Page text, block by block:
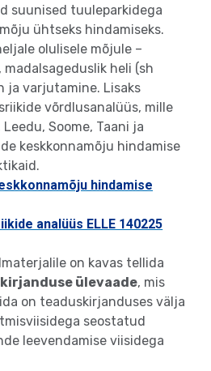
suunised tuuleparkidega
ühtseks hindamiseks.
olulisele mõjule –
heli (sh
ja varjutamine. Lisaks
võrdlusanalüüs, mille
Soome, Taani ja
keskkonnamõju hindamise
hindamise
analüüs ELLE 140225
on kavas tellida
ülevaade, mis
on teaduskirjanduses välja
seostatud
leevendamise viisidega